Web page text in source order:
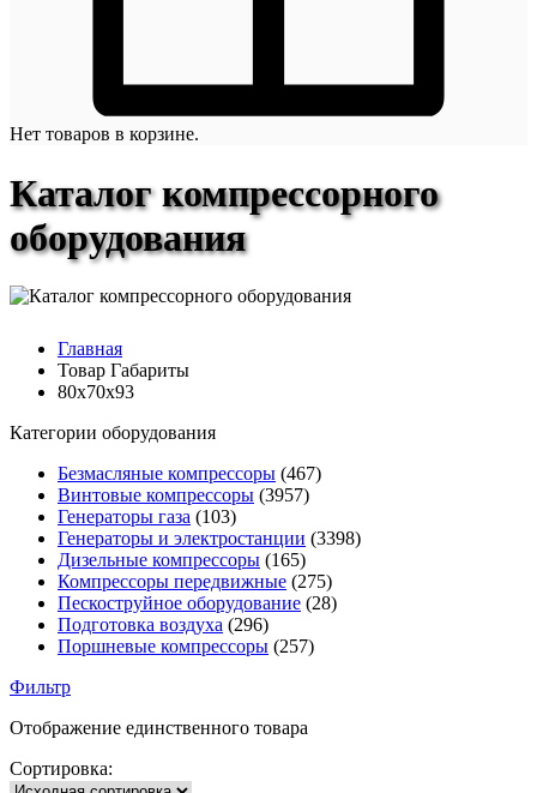
Нет товаров в корзине.
Каталог компрессорного
оборудования
Главная
Товар Габариты
80x70x93
Категории оборудования
Безмасляные компрессоры (467)
Винтовые компрессоры (3957)
Генераторы газа (103)
Генераторы и электростанции (3398)
Дизельные компрессоры (165)
Компрессоры передвижные (275)
Пескоструйное оборудование (28)
Подготовка воздуха (296)
Поршневые компрессоры (257)
Фильтр
Отображение единственного товара
Сортировка: